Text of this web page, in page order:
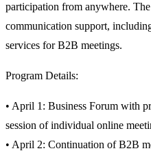
participation from anywhere.
communication support,
services forB2B meetings.
Program Details:
• April 1: Business Forum with
session of individual online
• April 2: Continuation of B2B